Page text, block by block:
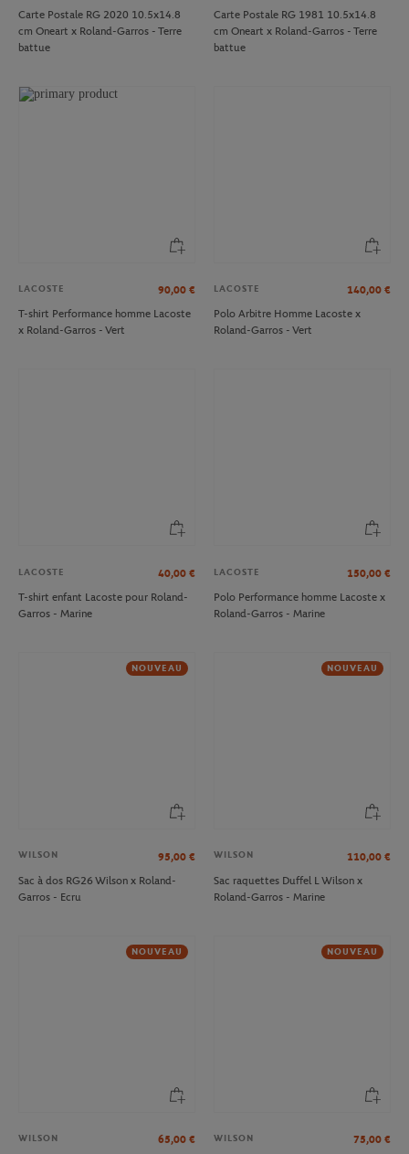
Carte Postale RG 2020 10.5x14.8
cm Oneart x Roland-Garros - Terre
battue
Carte Postale RG 1981 10.5x14.8
cm Oneart x Roland-Garros - Terre
battue
LACOSTE 90,00 €
T-shirt Performance homme Lacoste
x Roland-Garros - Vert
LACOSTE 140,00 €
Polo Arbitre Homme Lacoste x
Roland-Garros - Vert
LACOSTE 40,00 €
T-shirt enfant Lacoste pour Roland-
Garros - Marine
LACOSTE 150,00 €
Polo Performance homme Lacoste x
Roland-Garros - Marine
NOUVEAU
WILSON 95,00 €
Sac à dos RG26 Wilson x Roland-
Garros - Ecru
NOUVEAU
WILSON 110,00 €
Sac raquettes Duffel L Wilson x
Roland-Garros - Marine
NOUVEAU
WILSON 65,00 €
NOUVEAU
WILSON 75,00 €